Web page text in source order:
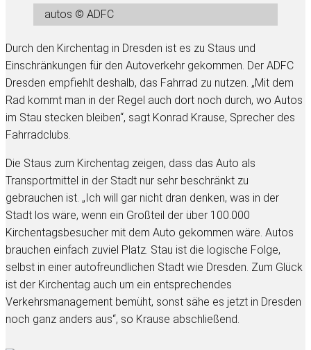
autos © ADFC
Durch den Kirchentag in Dresden ist es zu Staus und
Einschränkungen für den Autoverkehr gekommen. Der ADFC
Dresden empfiehlt deshalb, das Fahrrad zu nutzen. „Mit dem
Rad kommt man in der Regel auch dort noch durch, wo Autos
im Stau stecken bleiben“, sagt Konrad Krause, Sprecher des
Fahrradclubs.
Die Staus zum Kirchentag zeigen, dass das Auto als
Transportmittel in der Stadt nur sehr beschränkt zu
gebrauchen ist. „Ich will gar nicht dran denken, was in der
Stadt los wäre, wenn ein Großteil der über 100.000
Kirchentagsbesucher mit dem Auto gekommen wäre. Autos
brauchen einfach zuviel Platz. Stau ist die logische Folge,
selbst in einer autofreundlichen Stadt wie Dresden. Zum Glück
ist der Kirchentag auch um ein entsprechendes
Verkehrsmanagement bemüht, sonst sähe es jetzt in Dresden
noch ganz anders aus“, so Krause abschließend.